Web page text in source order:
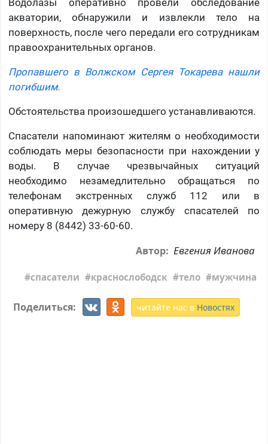
Водолазы оперативно провели обследование
акватории, обнаружили и извлекли тело на
поверхность, после чего передали его сотрудникам
правоохранительных органов.
Пропавшего в Волжском Сергея Токарева нашли
погибшим.
Обстоятельства произошедшего устанавливаются.
Спасатели напоминают жителям о необходимости
соблюдать меры безопасности при нахождении у
воды. В случае чрезвычайных ситуаций
необходимо незамедлительно обращаться по
телефонам экстренных служб 112 или в
оперативную дежурную службу спасателей по
номеру 8 (8442) 33-60-60.
Автор: Евгения Иванова
спасатели краснослободск тело мужчина
Поделиться: читайте нас в Новостях